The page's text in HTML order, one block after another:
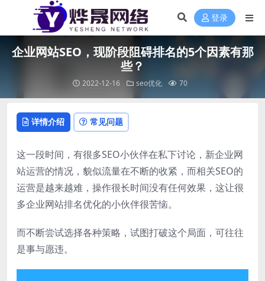
登录
企业网站SEO，现阶段阻碍排名的5个因素有那
些？
2022-12-16 seo优化 70
详情介绍 常见问题
这一段时间，有很多SEO小伙伴在私下讨论，新企业网
站运营的情况，貌似流量在不断的收紧，而相关SEO的
运营是越来越难，操作很长时间没有任何效果，这让很
多企业网站排名优化的小伙伴很苦恼。
而不断尝试选择各种策略，试图打破这个局面，可往往
是事与愿违。